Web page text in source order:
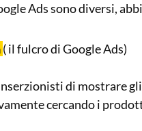
Ads sono diversi,
( il fulcro di Google Ads)
di mostrare
cercando i